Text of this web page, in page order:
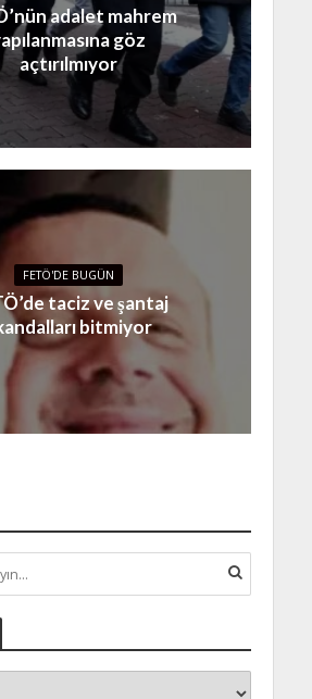
adalet mahrem
göz
açtırılmıyor
FETÖ'DE BUGÜN
taciz ve şantaj
bitmiyor